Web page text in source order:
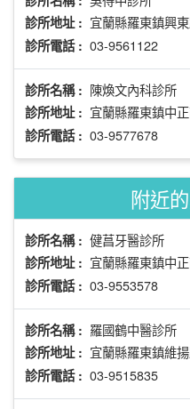
診所地址 : 宜蘭縣羅東鎮興
診所電話 : 03-9561122
診所名稱 : 陳煥文內科診所
診所地址 : 宜蘭縣羅東鎮中
診所電話 : 03-9577678
附近
診所名稱 : 健菖牙醫診所
診所地址 : 宜蘭縣羅東鎮中
診所電話 : 03-9553578
診所名稱 : 羅國鶴中醫診所
診所地址 : 宜蘭縣羅東鎮維
診所電話 : 03-9515835